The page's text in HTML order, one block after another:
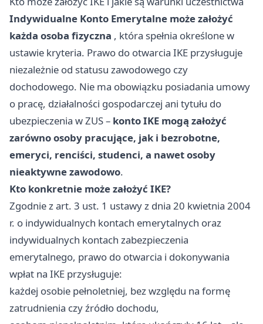
Indywidualne Konto Emerytalne może założyć
każda osoba fizyczna , która spełnia określone w
ustawie kryteria. Prawo do otwarcia IKE przysługuje
niezależnie od statusu zawodowego czy
dochodowego. Nie ma obowiązku posiadania umowy
o pracę, działalności gospodarczej ani tytułu do
ubezpieczenia w ZUS – konto IKE mogą założyć
zarówno osoby pracujące, jak i bezrobotne,
emeryci, renciści, studenci, a nawet osoby
nieaktywne zawodowo.
Kto konkretnie może założyć IKE?
Zgodnie z art. 3 ust. 1 ustawy z dnia 20 kwietnia 2004
r. o indywidualnych kontach emerytalnych oraz
indywidualnych kontach zabezpieczenia
emerytalnego, prawo do otwarcia i dokonywania
wpłat na IKE przysługuje:
każdej osobie pełnoletniej, bez względu na formę
zatrudnienia czy źródło dochodu,